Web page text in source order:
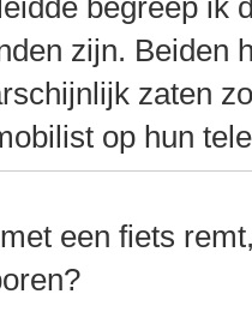
zijn. Beiden
zaten
op hun
een fiets